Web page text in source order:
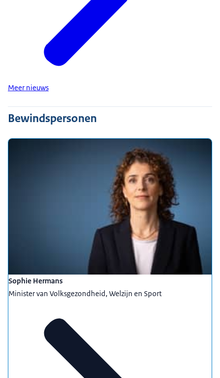
Meer nieuws
Bewindspersonen
Sophie Hermans
Minister van Volksgezondheid, Welzijn en Sport